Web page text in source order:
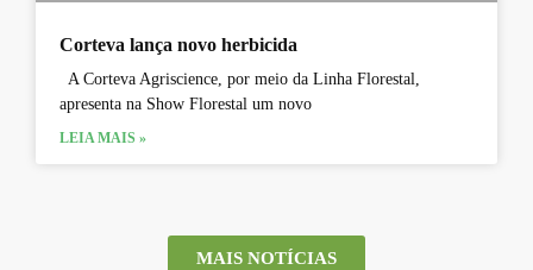
Corteva lança novo herbicida
A Corteva Agriscience, por meio da Linha Florestal,
apresenta na Show Florestal um novo
LEIA MAIS »
MAIS NOTÍCIAS